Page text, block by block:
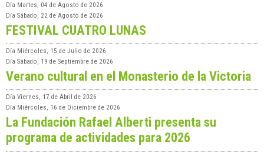
Día Martes, 04 de Agosto de 2026
Día Sábado, 22 de Agosto de 2026
FESTIVAL CUATRO LUNAS
Día Miércoles, 15 de Julio de 2026
Día Sábado, 19 de Septiembre de 2026
Verano cultural en el Monasterio de la Victoria
Día Viernes, 17 de Abril de 2026
Día Miércoles, 16 de Diciembre de 2026
La Fundación Rafael Alberti presenta su
programa de actividades para 2026